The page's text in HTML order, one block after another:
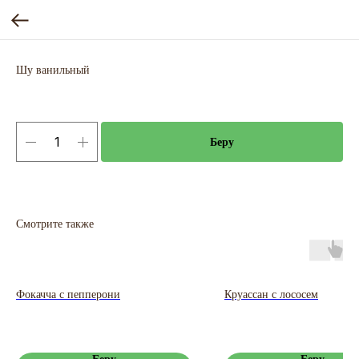
Шу ванильный
Беру
Смотрите также
Фокачча с пепперони Круассан с лососем